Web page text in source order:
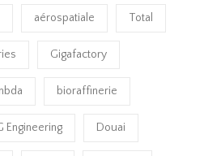
aérospatiale Total
Gigafactory
bioraffinerie
Engineering Douai